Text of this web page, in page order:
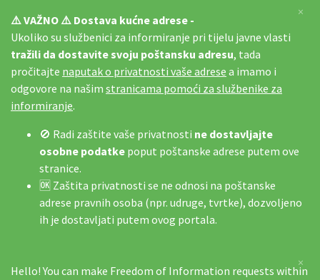
⚠️ VAŽNO ⚠️ Dostava kućne adrese -
Ukoliko su službenici za informiranje pri tijelu javne vlasti
tražili da dostavite svoju poštansku adresu, tada
pročitajte naputak o privatnosti vaše adrese a imamo i
odgovore na našim stranicama pomoći za službenike za
informiranje.
🚫 Radi zaštite vaše privatnosti ne dostavljajte
osobne podatke poput poštanske adrese putem ove
stranice.
🆗 Zaštita privatnosti se ne odnosi na poštanske
adrese pravnih osoba (npr. udruge, tvrtke), dozvoljeno
ih je dostavljati putem ovog portala.
×
Hello! You can make Freedom of Information requests within
×